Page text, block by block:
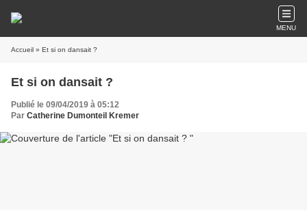
MENU
Accueil » Et si on dansait ?
Et si on dansait ?
Publié le 09/04/2019 à 05:12
Par Catherine Dumonteil Kremer